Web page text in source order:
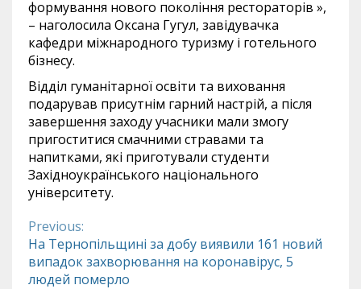
формування нового покоління рестораторів »,
– наголосила Оксана Гугул, завідувачка
кафедри міжнародного туризму і готельного
бізнесу.
Відділ гуманітарної освіти та виховання
подарував присутнім гарний настрій, а після
завершення заходу учасники мали змогу
пригоститися смачними стравами та
напитками, які приготували студенти
Західноукраїнського національного
університету.
Continue
Reading
Previous:
На Тернопільщині за добу виявили 161 новий
випадок захворювання на коронавірус, 5
людей померло